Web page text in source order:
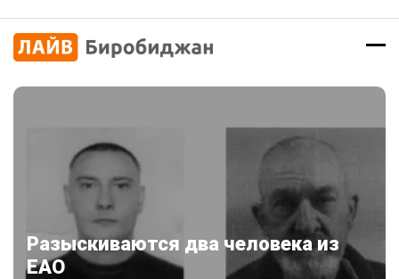
Разыскиваются два человека из
ЕАО